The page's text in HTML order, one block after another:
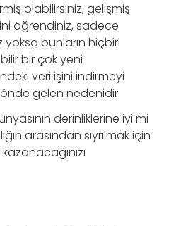
olabilirsiniz, gelişmiş
öğrendiniz, sadece
bunların hiçbiri
bir çok yeni
veri işini indirmeyi
önde gelen nedenidir.
derinliklerine iyi mi
arasından sıyrılmak için